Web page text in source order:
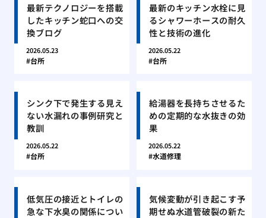
最新テクノロジーを搭載
したキッチン蛇口への交
換ブログ
2026.05.23
台所
最新のキッチン水栓に見
るシャワーホースの耐久
性と技術の進化
2026.05.22
台所
シンク下で発生する見え
ない水漏れの事例研究と
教訓
2026.05.22
台所
給湯器を長持ちさせるた
めの定期的な水抜きの効
果
2026.05.22
水道修理
低気圧の接近とトイレの
急な下水臭の関係につい
気候変動が引き起こす予
期せぬ水道管破裂の新た